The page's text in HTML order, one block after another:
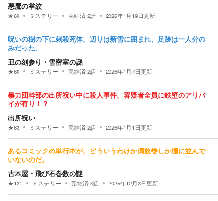
悪魔の掌紋
★69 ミステリー 完結済2話 2026年1月19日更新
呪いの樹の下に刺殺死体。辺りは新雪に囲まれ、足跡は一人分の
みだった。
丑の刻参り・雪密室の謎
★60 ミステリー 完結済2話 2026年1月7日更新
暴力団幹部の出所祝い中に殺人事件。容疑者全員に鉄壁のアリバ
イが有り！？
出所祝い
★63 ミステリー 完結済2話 2026年1月1日更新
あるコミックの単行本が、どういうわけか偶数巻しか棚に並んで
いないのだ。
古本屋・飛び石巻数の謎
★121 ミステリー 完結済3話 2025年12月3日更新